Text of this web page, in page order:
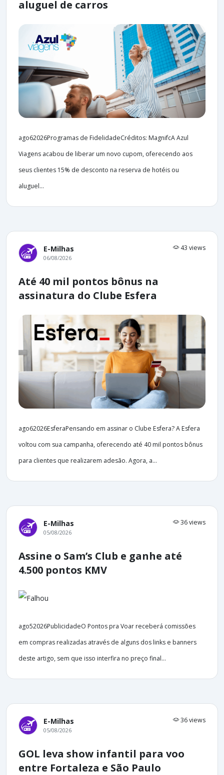
aluguel de carros
ago62026Programas de FidelidadeCréditos: MagnifcA Azul
Viagens acabou de liberar um novo cupom, oferecendo aos
seus clientes 15% de desconto na reserva de hotéis ou
aluguel...
E-Milhas 43 views
06/08/2026
Até 40 mil pontos bônus na
assinatura do Clube Esfera
ago62026EsferaPensando em assinar o Clube Esfera? A Esfera
voltou com sua campanha, oferecendo até 40 mil pontos bônus
para clientes que realizarem adesão. Agora, a...
E-Milhas 36 views
05/08/2026
Assine o Sam’s Club e ganhe até
4.500 pontos KMV
ago52026PublicidadeO Pontos pra Voar receberá comissões
em compras realizadas através de alguns dos links e banners
deste artigo, sem que isso interfira no preço final...
E-Milhas 36 views
05/08/2026
GOL leva show infantil para voo
entre Fortaleza e São Paulo